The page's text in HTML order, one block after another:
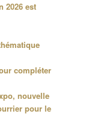
2026 est
compléter
nouvelle
pour le